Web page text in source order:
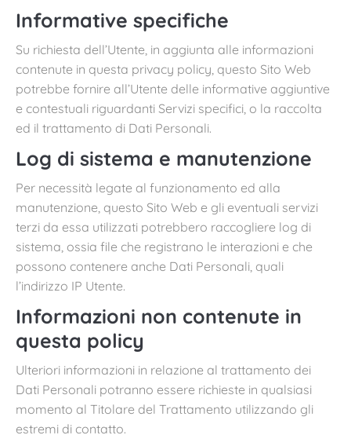
Informative specifiche
Su richiesta dell’Utente, in aggiunta alle informazioni
contenute in questa privacy policy, questo Sito Web
potrebbe fornire all’Utente delle informative aggiuntive
e contestuali riguardanti Servizi specifici, o la raccolta
ed il trattamento di Dati Personali.
Log di sistema e manutenzione
Per necessità legate al funzionamento ed alla
manutenzione, questo Sito Web e gli eventuali servizi
terzi da essa utilizzati potrebbero raccogliere log di
sistema, ossia file che registrano le interazioni e che
possono contenere anche Dati Personali, quali
l’indirizzo IP Utente.
Informazioni non contenute in
questa policy
Ulteriori informazioni in relazione al trattamento dei
Dati Personali potranno essere richieste in qualsiasi
momento al Titolare del Trattamento utilizzando gli
estremi di contatto.